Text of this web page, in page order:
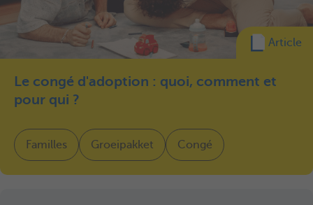
Article
Le congé d'adoption : quoi, comment et
pour qui ?
Familles Groeipakket Congé